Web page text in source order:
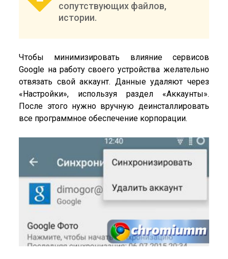
сопутствующих файлов,
истории.
Чтобы минимизировать влияние сервисов
Google на работу своего устройства желательно
отвязать свой аккаунт. Данные удаляют через
«Настройки», используя раздел «Аккаунты».
После этого нужно вручную деинсталлировать
все программное обеспечение корпорации.